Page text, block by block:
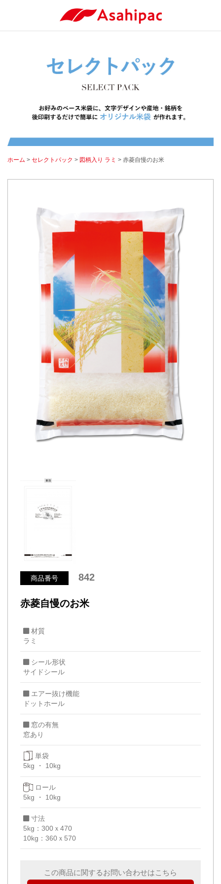
ホーム > セレクトパック > 図柄入り ラミ > 赤菱自慢のお米
商品番号 842
赤菱自慢のお米
材質
ラミ
シール形状
サイドシール
エアー抜け機能
ドットホール
窓の有無
窓あり
単袋
5kg
10kg
ロール
5kg
10kg
寸法
5kg：300ｘ470
10kg：360ｘ570
この商品に関するお問い合わせはこちら